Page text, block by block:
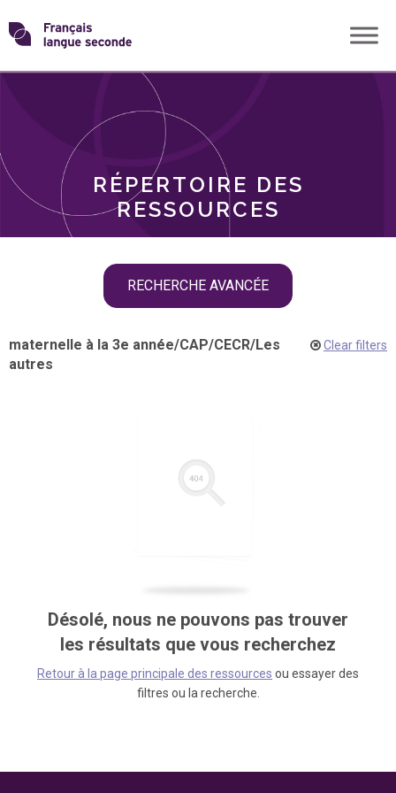
Skip
toTransformons
langue
RÉPERTOIRE DES
RESSOURCES
RECHERCHE AVANCÉE
THÈMES
maternelle à la 3e année/CAP/CECR/Les
autres
Clear filters
Désolé, nous ne pouvons pas trouver
les résultats que vous recherchez
Retour à la page principale des ressources ou essayer des
filtres ou la recherche.